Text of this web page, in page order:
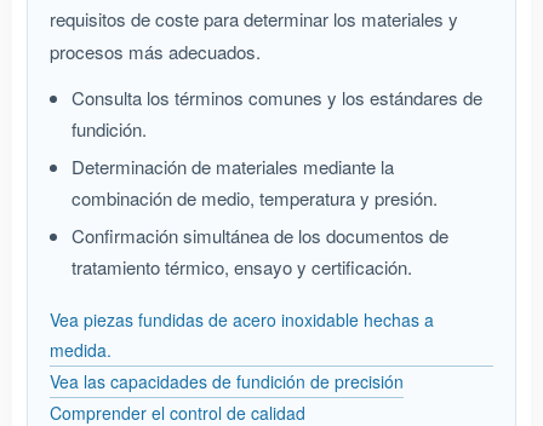
requisitos de coste para determinar los materiales y
procesos más adecuados.
Consulta los términos comunes y los estándares de
fundición.
Determinación de materiales mediante la
combinación de medio, temperatura y presión.
Confirmación simultánea de los documentos de
tratamiento térmico, ensayo y certificación.
Vea piezas fundidas de acero inoxidable hechas a
medida.
Vea las capacidades de fundición de precisión
Comprender el control de calidad